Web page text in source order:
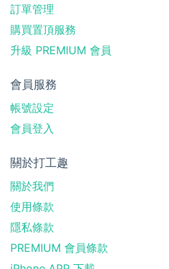
訂單管理
購買置頂服務
升級 PREMIUM 會員
會員服務
帳號設定
會員登入
關於打工趣
關於我們
使用條款
隱私條款
PREMIUM 會員條款